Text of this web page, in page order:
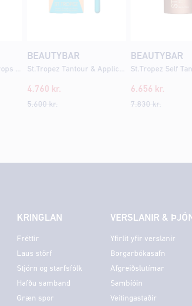
St.Tropez Tan Tonic Drops 30ml
BEAUTYBAR
St.Tropez Tantour & Applicator Brush
4.760 kr.
5.600kr.
BEAUTYBAR
6.656 kr.
7.830kr.
KRINGLAN
Fréttir
Laus störf
Stjórn og starfsfólk
Hafðu samband
Græn spor
VERSLANIR &
Yfirlit yfir verslanir
Borgarbókasafn
Afgreiðslutímar
Sambíóin
Veitingastaðir